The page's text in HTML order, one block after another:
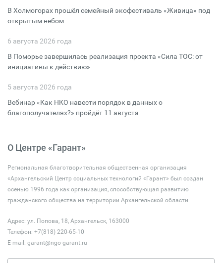
В Холмогорах прошёл семейный экофестиваль «Живица» под
открытым небом
6 августа 2026 года
В Поморье завершилась реализация проекта «Сила ТОС: от
инициативы к действию»
5 августа 2026 года
Вебинар «Как НКО навести порядок в данных о
благополучателях?» пройдёт 11 августа
О Центре «Гарант»
Региональная благотворительная общественная организация
«Архангельский Центр социальных технологий «Гарант» был создан
осенью 1996 года как организация, способствующая развитию
гражданского общества на территории Архангельской области
Адрес: ул. Попова, 18, Архангельск, 163000
Телефон: +7(818) 220-65-10
E-mail: garant@ngo-garant.ru